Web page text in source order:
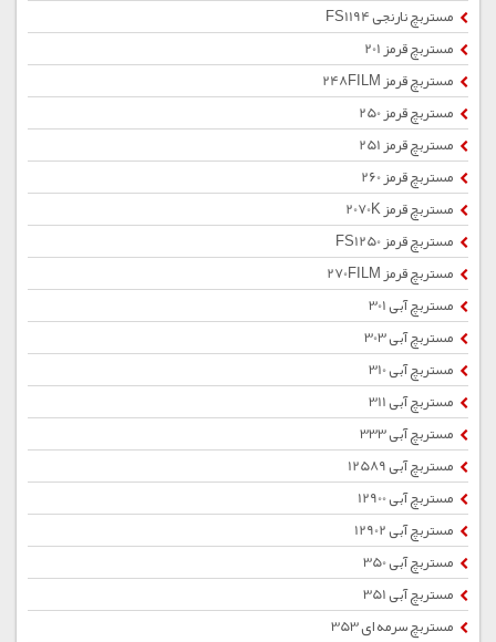
مستربچ نارنجی FS1194
مستربچ قرمز 201
مستربچ قرمز 248FILM
مستربچ قرمز 250
مستربچ قرمز 251
مستربچ قرمز 260
مستربچ قرمز 2070K
مستربچ قرمز FS1250
مستربچ قرمز 270FILM
مستربچ آبی 301
مستربچ آبی 303
مستربچ آبی 310
مستربچ آبی 311
مستربچ آبی 333
مستربچ آبی 12589
مستربچ آبی 12900
مستربچ آبی 12902
مستربچ آبی 350
مستربچ آبی 351
مستربچ سرمه ای 353